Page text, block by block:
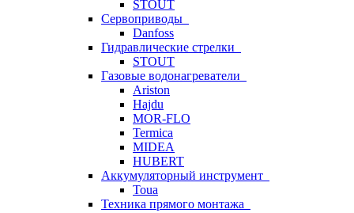
STOUT
Сервоприводы
Danfoss
Гидравлические стрелки
STOUT
Газовые водонагреватели
Ariston
Hajdu
MOR-FLO
Termica
MIDEA
HUBERT
Аккумуляторный инструмент
Toua
Техника прямого монтажа